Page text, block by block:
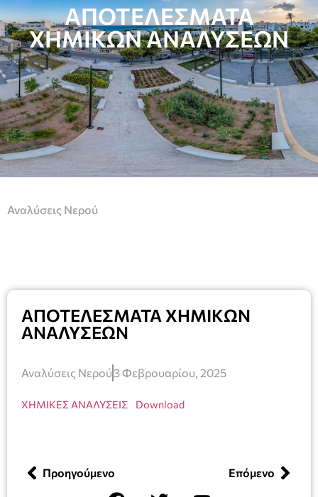
ΑΠΟΤΕΛΕΣΜΑΤΑ
ΧΗΜΙΚΩΝ ΑΝΑΛΥΣΕΩΝ
Αναλύσεις Νερού
ΑΠΟΤΕΛΕΣΜΑΤΑ ΧΗΜΙΚΩΝ
ΑΝΑΛΥΣΕΩΝ
Αναλύσεις Νερού 3 Φεβρουαρίου, 2025
ΧΗΜΙΚΕΣ ΑΝΑΛΥΣΕΙΣ Download
Προηγούμενο Επόμενο